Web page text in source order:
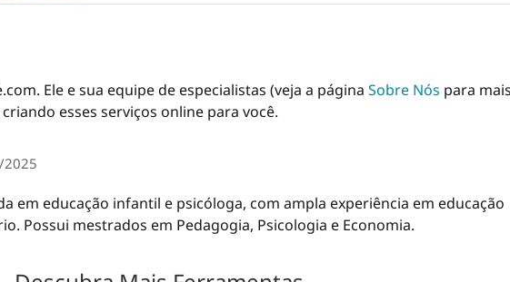
Ele e sua equipe de especialistas (veja a página Sobre Nós para
esses serviços online para você.
em educação infantil e psicóloga, com ampla experiência em educação
Possui mestrados em Pedagogia, Psicologia e Economia.